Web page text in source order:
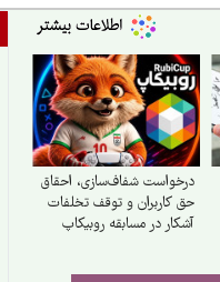
درخواست شفاف‌سازی، احقاق
حق کاربران و توقف تخلفات
آشکار در مسابقه روبیکاپ